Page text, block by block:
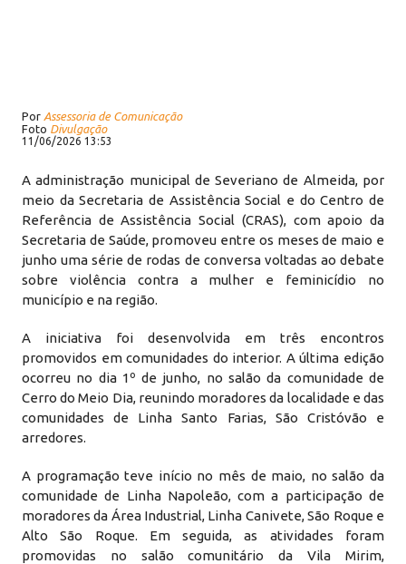
Por Assessoria de Comunicação
Foto Divulgação
11/06/2026 13:53
A administração municipal de Severiano de Almeida, por
meio da Secretaria de Assistência Social e do Centro de
Referência de Assistência Social (CRAS), com apoio da
Secretaria de Saúde, promoveu entre os meses de maio e
junho uma série de rodas de conversa voltadas ao debate
sobre violência contra a mulher e feminicídio no
município e na região.
A iniciativa foi desenvolvida em três encontros
promovidos em comunidades do interior. A última edição
ocorreu no dia 1º de junho, no salão da comunidade de
Cerro do Meio Dia, reunindo moradores da localidade e das
comunidades de Linha Santo Farias, São Cristóvão e
arredores.
A programação teve início no mês de maio, no salão da
comunidade de Linha Napoleão, com a participação de
moradores da Área Industrial, Linha Canivete, São Roque e
Alto São Roque. Em seguida, as atividades foram
promovidas no salão comunitário da Vila Mirim,